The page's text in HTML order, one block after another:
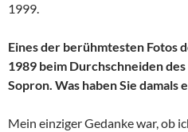
1999.
Eines der berühmtesten Fotos
1989 beim Durchschneiden
Sopron. Was haben Sie damals
Mein einziger Gedanke war, ob